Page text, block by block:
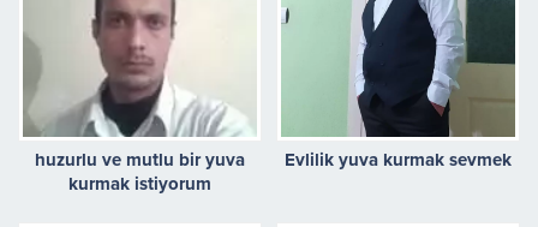
huzurlu ve mutlu bir yuva
kurmak istiyorum
Evlilik yuva kurmak sevmek